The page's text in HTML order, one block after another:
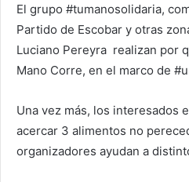
El grupo #tumanosolidaria,
Partido de Escobar y otras
Luciano Pereyra realizan por
Mano Corre, en el marco de
Una vez más, los interesados
acercar 3 alimentos no
organizadores ayudan a